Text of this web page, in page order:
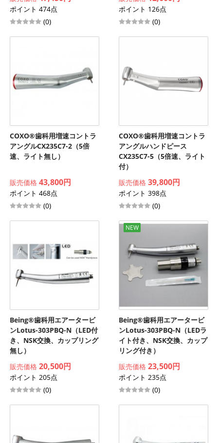
ポイント 474点
(0)
ポイント 126点
(0)
COXO®歯科用増速コントラ
アングルCX235C7-2（5倍
速、ライト無し）
販売価格 43,800円
ポイント 468点
(0)
COXO®歯科用増速コントラ
アングルハンドピース
CX235C7-5（5倍速、ライト
付）
販売価格 39,800円
ポイント 398点
(0)
Being®歯科用エアータービ
ンLotus-303PBQ-N（LED付
き、NSK交換、カップリング
無し）
販売価格 20,500円
ポイント 205点
(0)
NEW
Being®歯科用エアータービ
ンLotus-303PBQ-N（LEDラ
イト付き、NSK交換、カップ
リング付き）
販売価格 23,500円
ポイント 235点
(0)